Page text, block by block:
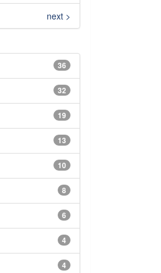
next >
36
32
19
13
10
8
6
4
4